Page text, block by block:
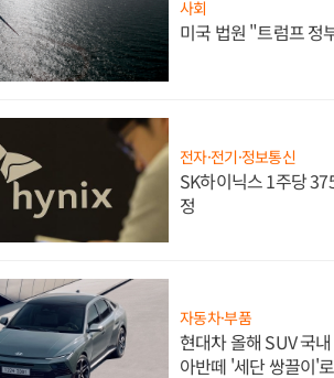
사회
미국 법원 "트럼프 정
전자·전기·정보통신
SK하이닉스 1주당
정
자동차·부품
현대차 올해 SUV 국
아반떼 '세단 쌍끌이'